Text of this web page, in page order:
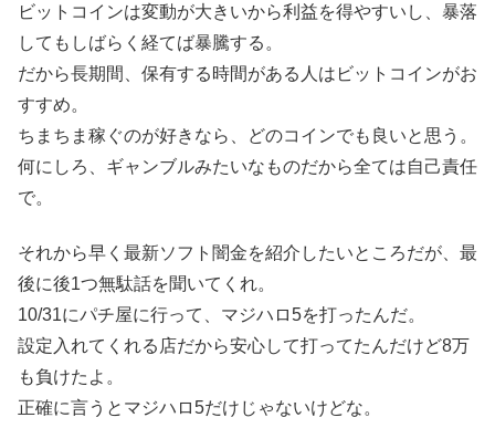
ビットコインは変動が大きいから利益を得やすいし、暴落
してもしばらく経てば暴騰する。
だから長期間、保有する時間がある人はビットコインがお
すすめ。
ちまちま稼ぐのが好きなら、どのコインでも良いと思う。
何にしろ、ギャンブルみたいなものだから全ては自己責任
で。
それから早く最新ソフト闇金を紹介したいところだが、最
後に後1つ無駄話を聞いてくれ。
10/31にパチ屋に行って、マジハロ5を打ったんだ。
設定入れてくれる店だから安心して打ってたんだけど8万
も負けたよ。
正確に言うとマジハロ5だけじゃないけどな。